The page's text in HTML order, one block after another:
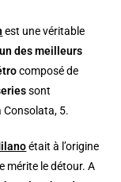
est une véritable
des meilleurs
composé de
sont
Consolata, 5.
était à l’origine
mérite le détour. A